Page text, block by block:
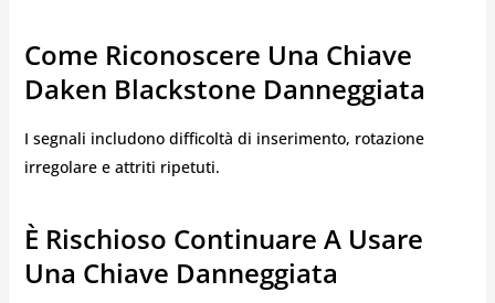
Come Riconoscere Una Chiave
Daken Blackstone Danneggiata
I segnali includono difficoltà di inserimento, rotazione
irregolare e attriti ripetuti.
È Rischioso Continuare A Usare
Una Chiave Danneggiata